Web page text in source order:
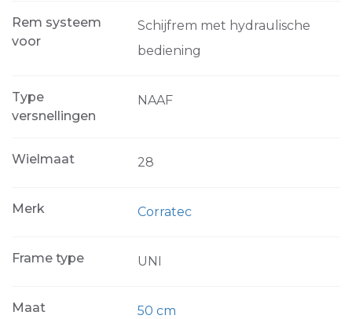
Rem systeem
voor
Schijfrem met hydraulische
bediening
Type
versnellingen
NAAF
Wielmaat 28
Merk Corratec
Frame type UNI
Maat 50 cm